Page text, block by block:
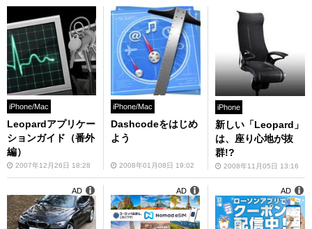
iPhone/Mac
Leopardアプリケー
ションガイド（番外
編）
2007年12月26日 18:28
iPhone/Mac
Dashcodeをはじめ
よう
2008年01月08日 19:02
iPhone
新しい「Leopard」
は、座り心地が抜
群!?
2008年11月05日 13:16
AD AD AD